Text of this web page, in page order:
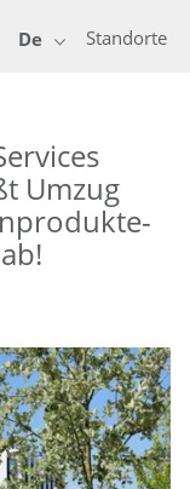
Standorte
De
Umzug